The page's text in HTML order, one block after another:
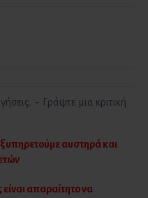
- Γράψτε μια κριτική
αυστηρά και
απαραίτητο να